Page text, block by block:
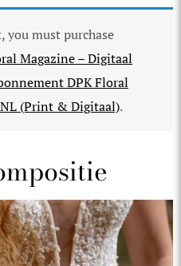
you must purchase
Magazine – Digitaal
DPK Floral
(Print & Digitaal).